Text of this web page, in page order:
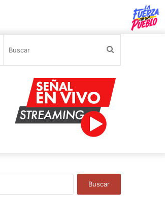
Switch